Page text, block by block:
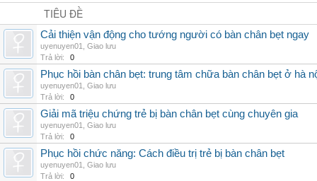
TIÊU ĐỀ
Cải thiện vận động cho tướng người có bàn chân bẹt ngay
uyenuyen01
Giao lưu
Trả lời:
0
Phục hồi bàn chân bẹt: trung tâm chữa bàn chân bẹt ở hà
uyenuyen01
Giao lưu
Trả lời:
0
Giải mã triệu chứng trẻ bị bàn chân bẹt cùng chuyên gia
uyenuyen01
Giao lưu
Trả lời:
0
Phục hồi chức năng: Cách điều trị trẻ bị bàn chân bẹt
uyenuyen01
Giao lưu
Trả lời:
0